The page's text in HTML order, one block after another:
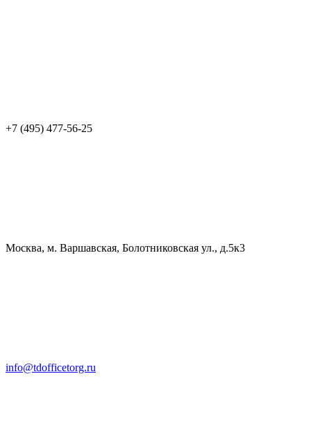
+7 (495) 477-56-25
Москва, м. Варшавская, Болотниковская ул., д.5к3
info@tdofficetorg.ru